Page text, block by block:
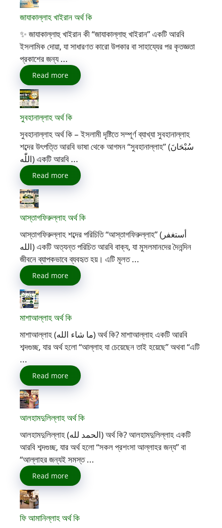
জাযাকাল্লাহ খাইরান অর্থ কি
✨ জাযাকাল্লাহু খাইরান কী “জাযাকাল্লাহু খাইরান” একটি আরবি
ইসলামিক দোয়া, যা সাধারণত কারো উপকার বা সাহায্যের পর কৃতজ্ঞতা
প্রকাশের জন্য ...
Read more
সুবহানাল্লাহ অর্থ কি
সুবহানাল্লাহ অর্থ কি – ইসলামী দৃষ্টিতে সম্পূর্ণ ব্যাখ্যা সুবহানাল্লাহ
শব্দের উৎপত্তি আরবি ভাষা থেকে আগমন “সুবহানাল্লাহ” (سُبْحَانَ
اللّٰه) একটি আরবি ...
Read more
আস্তাগফিরুল্লাহ অর্থ কি
আস্তাগফিরুল্লাহ শব্দের পরিচিতি “আস্তাগফিরুল্লাহ” (أستغفر
الله) একটি অত্যন্ত পরিচিত আরবি বাক্য, যা মুসলমানদের দৈনন্দিন
জীবনে ব্যাপকভাবে ব্যবহৃত হয়। এটি মূলত ...
Read more
মাশাআল্লাহ অর্থ কি
মাশাআল্লাহ (ما شاء الله) অর্থ কি? মাশাআল্লাহ একটি আরবি
শব্দগুচ্ছ, যার অর্থ হলো “আল্লাহ যা চেয়েছেন তাই হয়েছে” অথবা “এটি
...
Read more
আলহামদুলিল্লাহ অর্থ কি
আলহামদুলিল্লাহ (الحمد لله) অর্থ কি? আলহামদুলিল্লাহ একটি
আরবি শব্দগুচ্ছ, যার অর্থ হলো “সকল প্রশংসা আল্লাহর জন্য” বা
“আল্লাহর জন্যই সমস্ত ...
Read more
ফি আমানিল্লাহ অর্থ কি